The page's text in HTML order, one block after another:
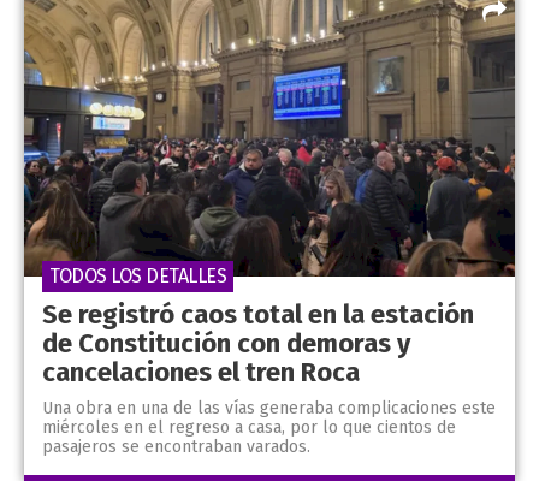
Se registró caos total en la estación
de Constitución con demoras y
cancelaciones el tren Roca
Una obra en una de las vías generaba complicaciones este
miércoles en el regreso a casa, por lo que cientos de
pasajeros se encontraban varados.
TODOS LOS DETALLES